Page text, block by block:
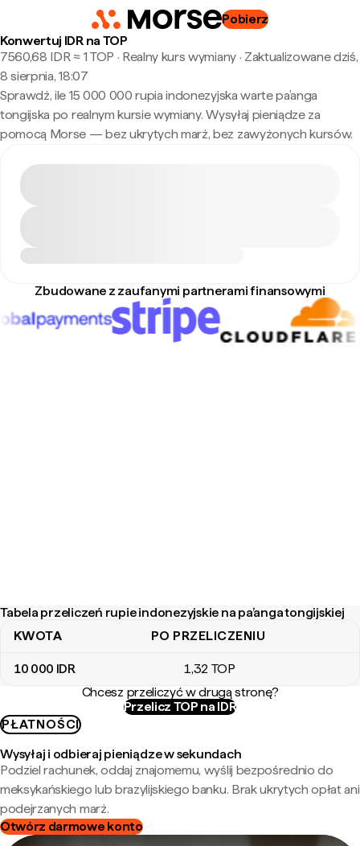
Pobierz
Konwertuj IDR na TOP
7560,68 IDR ≈ 1 TOP · Realny kurs wymiany· Zaktualizowane dziś,
8 sierpnia, 18:07
Sprawdź, ile 15 000 000 rupia indonezyjska warte pa’anga
tongijska po realnym kursie wymiany. Wysyłaj pieniądze za
pomocą Morse — bez ukrytych marż, bez zawyżonych kursów.
Zbudowane z zaufanymi partnerami finansowymi
Tabela przeliczeń rupie indonezyjskie na pa’anga tongijskiej
Tabela przeliczeń rupie indonezyjskie na pa’anga tongijskiej
KWOTA PO PRZELICZENIU
10 000 IDR 1,32 TOP
Chcesz przeliczyć w drugą stronę?
Przelicz TOP na IDR
PŁATNOŚCI
Wysyłaj i odbieraj pieniądze w sekundach
Podziel rachunek, oddaj znajomemu, wyślij bezpośrednio do
meksykańskiego lub brazylijskiego banku. Brak ukrytych opłat ani
podejrzanych marż.
Otwórz darmowe konto